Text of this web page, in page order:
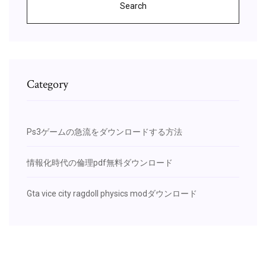
Search
Category
Ps3ゲームの急流をダウンロードする方法
情報化時代の倫理pdf無料ダウンロード
Gta vice city ragdoll physics modダウンロード